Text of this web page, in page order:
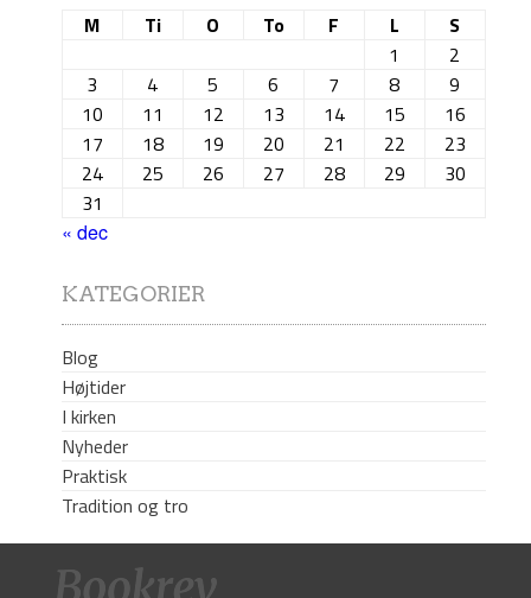
M
Ti O To F L
S
1
2
3
4 5 6 7 8
9
10
11 12 13 14 15
16
17
18 19 20 21 22
23
24
25 26 27 28 29
30
31
« dec
KATEGORIER
Blog
Højtider
I kirken
Nyheder
Praktisk
Tradition og tro